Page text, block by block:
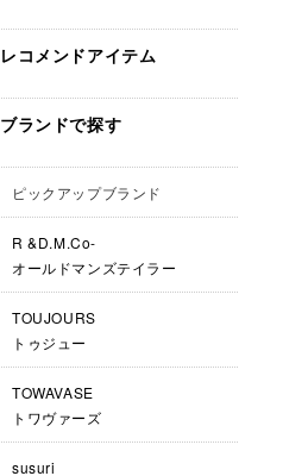
レコメンドアイテム
ブランドで探す
ピックアップブランド
R &D.M.Co-
オールドマンズテイラー
TOUJOURS
トゥジュー
TOWAVASE
トワヴァーズ
susuri